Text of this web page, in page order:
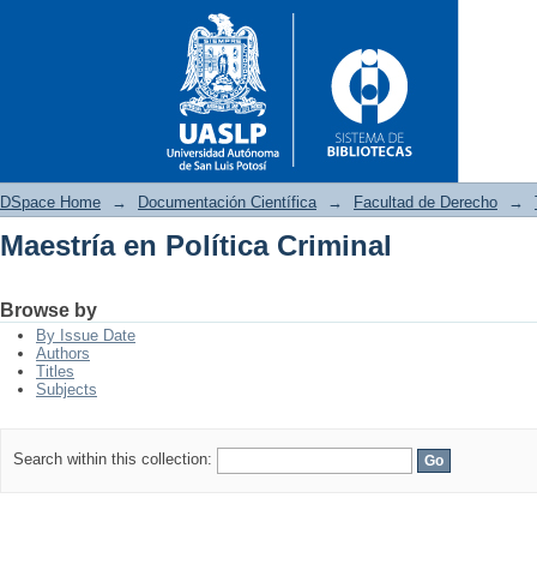
DSpace Home → Documentación Científica → Facultad de Derecho →
Maestría en Política Criminal
Browse by
By Issue Date
Authors
Titles
Subjects
Search within this collection: